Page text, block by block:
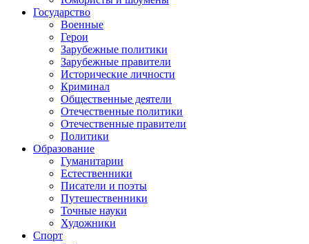
Государство
Военные
Герои
Зарубежные политики
Зарубежные правители
Исторические личности
Криминал
Общественные деятели
Отечественные политики
Отечественные правители
Политики
Образование
Гуманитарии
Естественники
Писатели и поэты
Путешественники
Точные науки
Художники
Спорт